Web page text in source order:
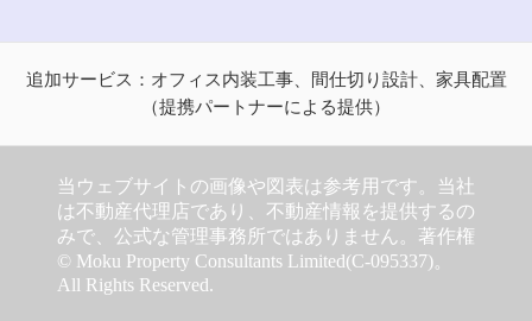
追加サービス：オフィス内装工事、間仕切り設計、家具配置
（提携パートナーによる提供）
当ウェブサイトの画像や図表は参考用です。当社
は不動産代理店であり、不動産情報を提供するの
みで、公式な管理事務所ではありません。著作権
© Moku Property Consultants Limited(C-095337)。
All Rights Reserved.